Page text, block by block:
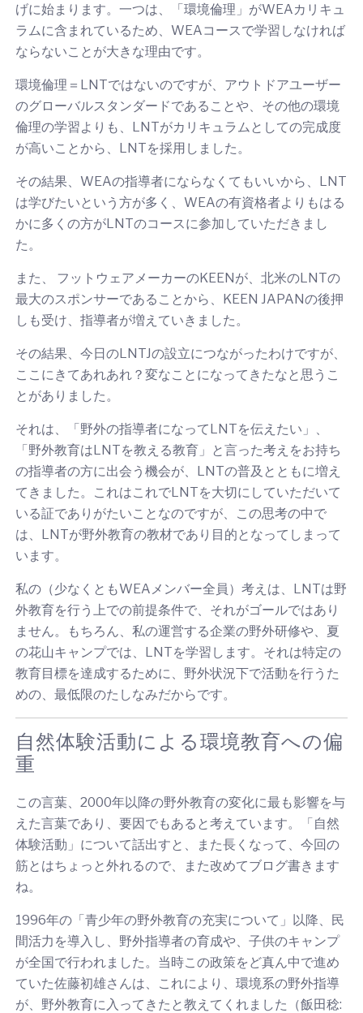
げに始まります。一つは、「環境倫理」がWEAカリキュ
ラムに含まれているため、WEAコースで学習しなければ
ならないことが大きな理由です。
環境倫理＝LNTではないのですが、アウトドアユーザー
のグローバルスタンダードであることや、その他の環境
倫理の学習よりも、LNTがカリキュラムとしての完成度
が高いことから、LNTを採用しました。
その結果、WEAの指導者にならなくてもいいから、LNT
は学びたいという方が多く、WEAの有資格者よりもはる
かに多くの方がLNTのコースに参加していただきまし
た。
また、 フットウェアメーカーのKEENが、北米のLNTの
最大のスポンサーであることから、KEEN JAPANの後押
しも受け、指導者が増えていきました。
その結果、今日のLNTJの設立につながったわけですが、
ここにきてあれあれ？変なことになってきたなと思うこ
とがありました。
それは、「野外の指導者になってLNTを伝えたい」、
「野外教育はLNTを教える教育」と言った考えをお持ち
の指導者の方に出会う機会が、LNTの普及とともに増え
てきました。これはこれでLNTを大切にしていただいて
いる証でありがたいことなのですが、この思考の中で
は、LNTが野外教育の教材であり目的となってしまって
います。
私の（少なくともWEAメンバー全員）考えは、LNTは野
外教育を行う上での前提条件で、それがゴールではあり
ません。もちろん、私の運営する企業の野外研修や、夏
の花山キャンプでは、LNTを学習します。それは特定の
教育目標を達成するために、野外状況下で活動を行うた
めの、最低限のたしなみだからです。
自然体験活動による環境教育への偏
重
この言葉、2000年以降の野外教育の変化に最も影響を与
えた言葉であり、要因でもあると考えています。「自然
体験活動」について話出すと、また長くなって、今回の
筋とはちょっと外れるので、また改めてブログ書きます
ね。
1996年の「青少年の野外教育の充実について」以降、民
間活力を導入し、野外指導者の育成や、子供のキャンプ
が全国で行われました。当時この政策をど真ん中で進め
ていた佐藤初雄さんは、これにより、環境系の野外指導
が、野外教育に入ってきたと教えてくれました（飯田稔: